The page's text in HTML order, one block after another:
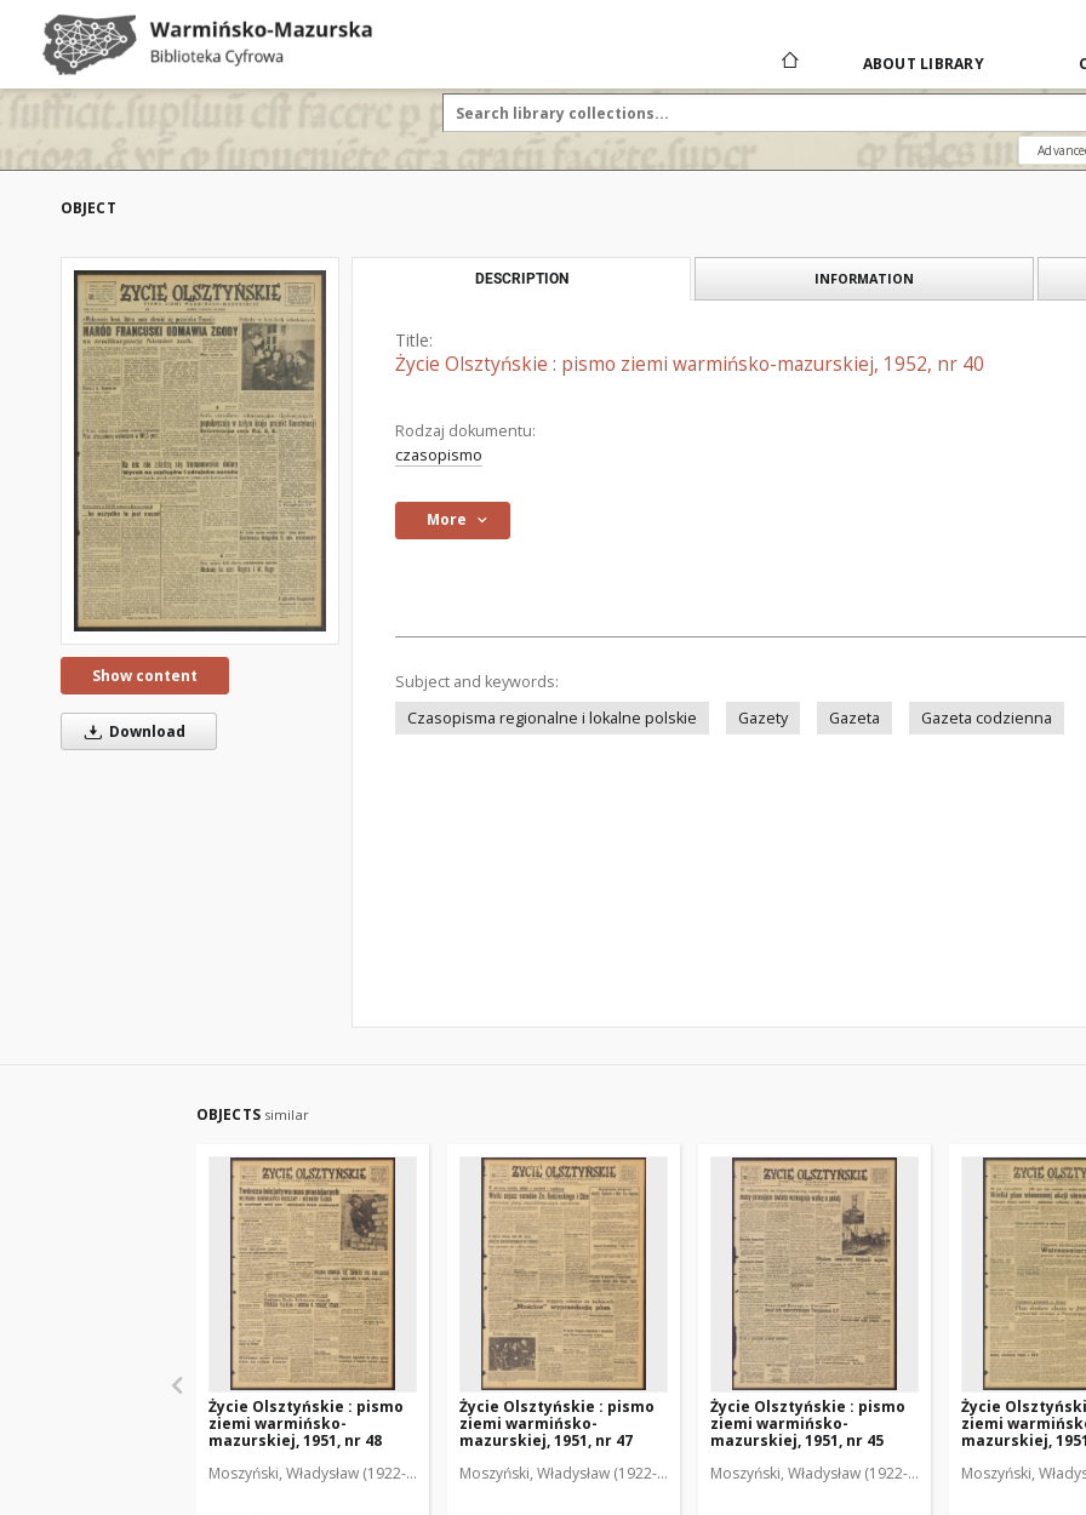
ABOUT LIBRARY
OBJECT
Show content
Download
DESCRIPTION INFORMATION
Title:
Życie Olsztyńskie : pismo ziemi warmińsko-mazurskiej, 1952, nr 40
Rodzaj dokumentu:
czasopismo
More
Subject and keywords:
Czasopisma regionalne i lokalne polskie
Gazety Gazeta Gazeta codzienna
OBJECTS similar
Życie Olsztyńskie : pismo
ziemi warmińsko-
mazurskiej, 1951, nr 48
Moszyński, Władysław (1922-2001). Red. Mroczkowski, Włodzimierz (1902-1971). Red. Osiecki, Andrzej. Red.
Życie Olsztyńskie : pismo
ziemi warmińsko-
mazurskiej, 1951, nr 47
Moszyński, Władysław (1922-2001). Red. Mroczkowski, Włodzimierz (1902-1971). Red.
Życie Olsztyńskie : pismo
ziemi warmińsko-
mazurskiej, 1951, nr 45
Moszyński, Władysław (1922-2001). Red. Mroczkowski,
Życie
ziemi
mazurskiej,
Moszyński,